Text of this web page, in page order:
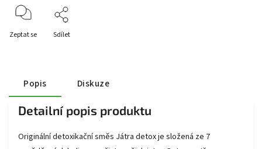
Zeptat se Sdílet
Popis Diskuze
Detailní popis produktu
Originální detoxikační směs Játra detox je složená ze 7